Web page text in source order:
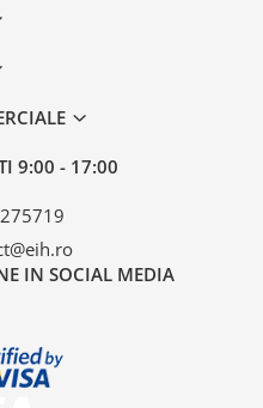
9:00 - 17:00
IN SOCIAL MEDIA